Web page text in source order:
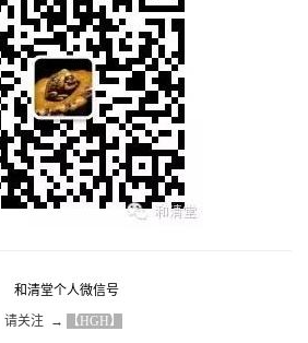
和清堂个人微信号
请关注  → 【HGH】